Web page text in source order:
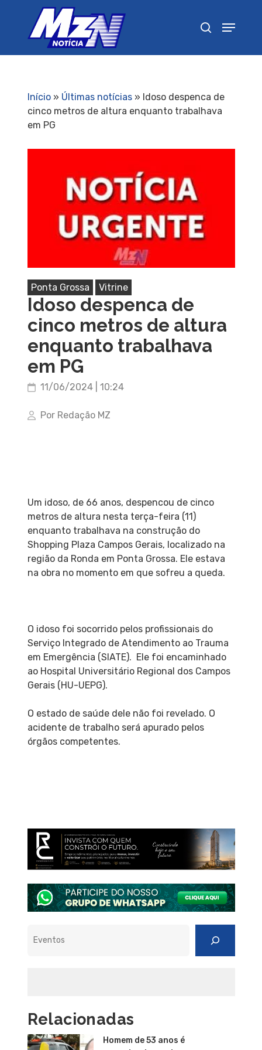
Início» Últimas notícias» Idoso despenca de
cinco metros de altura enquanto trabalhava
em PG
Ponta Grossa Vitrine
Idoso despenca de
cinco metros de altura
enquanto trabalhava
em PG
11/06/2024 | 10:24
Por Redação MZ
Um idoso, de 66 anos, despencou de cinco
metros de altura nesta terça-feira (11)
enquanto trabalhava na construção do
Shopping Plaza Campos Gerais, localizado na
região da Ronda em Ponta Grossa. Ele estava
na obra no momento em que sofreu a queda.
O idoso foi socorrido pelos profissionais do
Serviço Integrado de Atendimento ao Trauma
em Emergência (SIATE). Ele foi encaminhado
ao Hospital Universitário Regional dos Campos
Gerais (HU-UEPG).
O estado de saúde dele não foi revelado. O
acidente de trabalho será apurado pelos
órgãos competentes.
Relacionadas
Homem de 53 anos é